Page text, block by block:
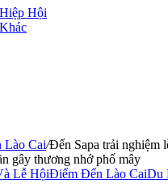
Hội
Cai/Đến Sapa trải nghiệm
gây thương nhớ phố mây
Lễ HộiĐiểm Đến Lào CaiDu